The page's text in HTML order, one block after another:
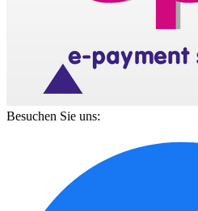
Besuchen Sie uns: